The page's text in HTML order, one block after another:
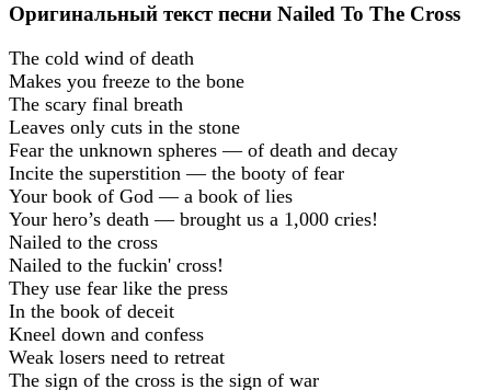
Оригинальный текст песни Nailed To The Cross
The cold wind of death
Makes you freeze to the bone
The scary final breath
Leaves only cuts in the stone
Fear the unknown spheres — of death and decay
Incite the superstition — the booty of fear
Your book of God — a book of lies
Your hero’s death — brought us a 1,000 cries!
Nailed to the cross
Nailed to the fuckin' cross!
They use fear like the press
In the book of deceit
Kneel down and confess
Weak losers need to retreat
The sign of the cross is the sign of war